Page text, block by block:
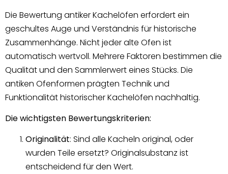
Die Bewertung antiker Kachelöfen erfordert ein
geschultes Auge und Verständnis für historische
Zusammenhänge. Nicht jeder alte Ofen ist
automatisch wertvoll. Mehrere Faktoren bestimmen die
Qualität und den Sammlerwert eines Stücks. Die
antiken Ofenformen prägten Technik und
Funktionalität historischer Kachelöfen nachhaltig.
Die wichtigsten Bewertungskriterien:
Originalität: Sind alle Kacheln original, oder
wurden Teile ersetzt? Originalsubstanz ist
entscheidend für den Wert.